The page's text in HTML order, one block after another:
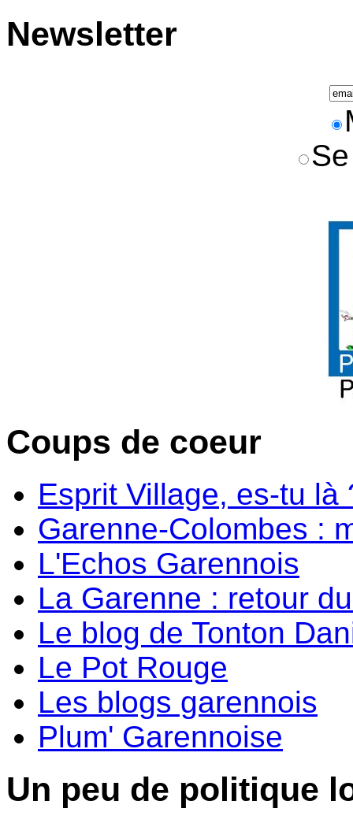
Newsletter
Coups de coeur
Esprit Village, es-tu là
Garenne-Colombes :
L'Echos Garennois
La Garenne : retour
Le blog de Tonton
Le Pot Rouge
Les blogs garennois
Plum' Garennoise
Un peu de politique